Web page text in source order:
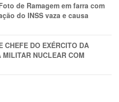
de Ramagem em farra com
do INSS vaza e causa
CHEFE DO EXÉRCITO DA
NUCLEAR COM